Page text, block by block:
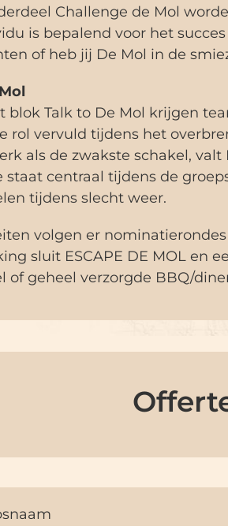
Challenge de Mol
is bepalend voor het
of heb jij De Mol in de
blok Talk to De Mol krijgen
rol vervuld tijdens het
als de zwakste schakel,
staat centraal tijdens de
tijdens slecht weer.
volgen er
sluit ESCAPE DE MOL en
of geheel verzorgde BBQ/